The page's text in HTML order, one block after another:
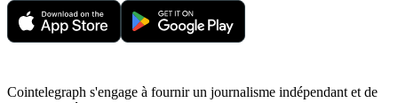
Cointelegraph s'engage à fournir un journalisme indépendant et de